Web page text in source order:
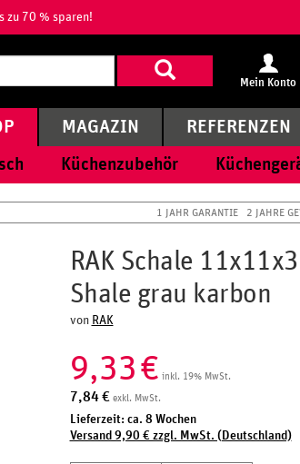
zu 70 % sparen!
Suchbegriff
eingeben
Mein Konto
Küchenzubehör
MAGAZIN REFERENZEN
1 JAHR GARANTIE 2 JAHRE
RAK Schale
Shale grau karbon
von RAK
9,33€ inkl. 19% MwSt.
7,84 € exkl. MwSt.
Lieferzeit: ca. 8 Wochen
Versand 9,90 € zzgl. MwSt. (Deutschland)